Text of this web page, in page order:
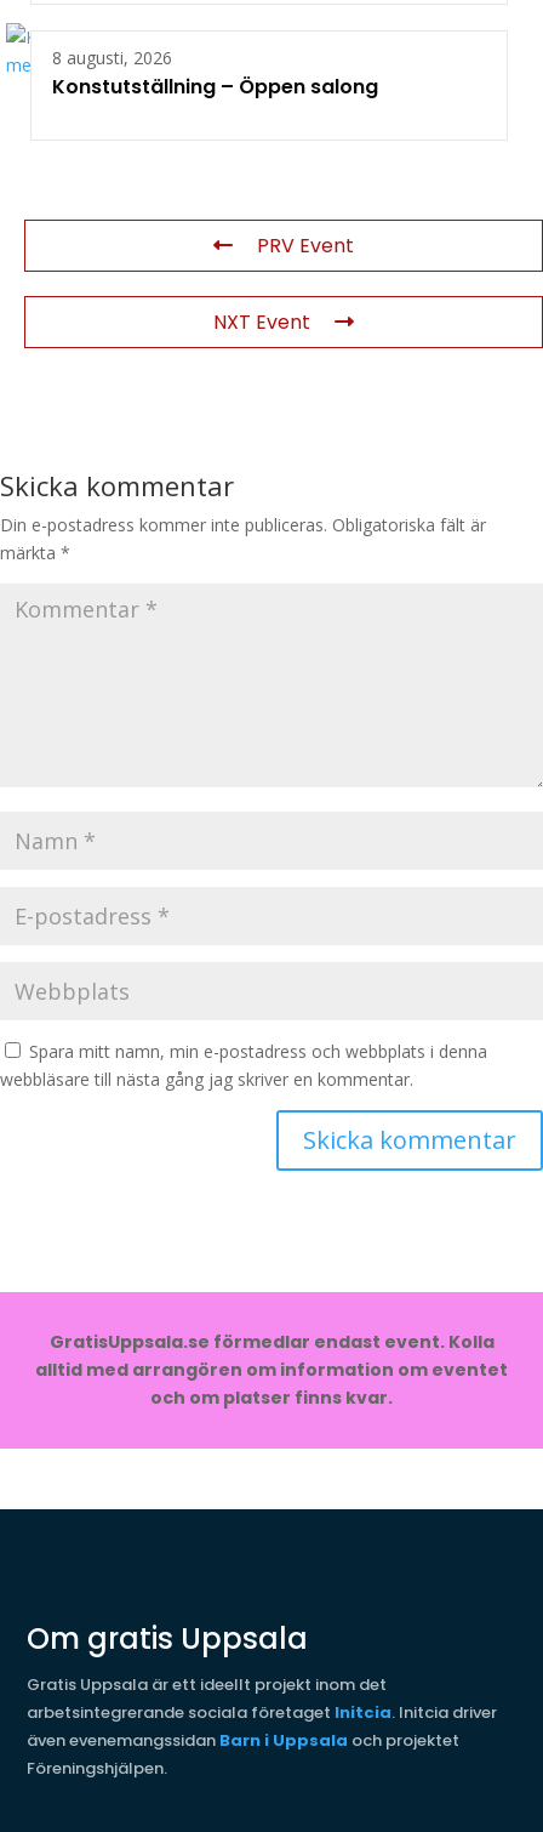
8 augusti, 2026
Konstutställning – Öppen salong
PRV Event
NXT Event
Skicka kommentar
Din e-postadress kommer inte publiceras. Obligatoriska fält är
märkta *
Spara mitt namn, min e-postadress och webbplats i denna
webbläsare till nästa gång jag skriver en kommentar.
GratisUppsala.se förmedlar endast event. Kolla
alltid med arrangören om information om eventet
och om platser finns kvar.
Om gratis Uppsala
Gratis Uppsala är ett ideellt projekt inom det
arbetsintegrerande sociala företaget Initcia. Initcia driver
även evenemangssidan Barn i Uppsala och projektet
Föreningshjälpen.